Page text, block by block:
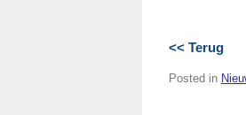
<< Terug
Posted in